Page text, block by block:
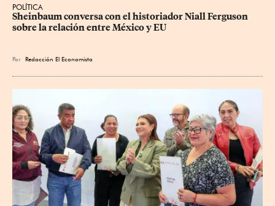
POLÍTICA
Sheinbaum conversa con el historiador Niall Ferguson
sobre la relación entre México y EU
Por Redacción El Economista